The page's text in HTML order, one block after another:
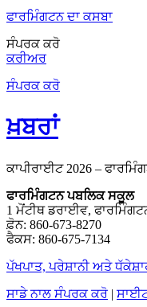
ਫਾਰਮਿੰਗਟਨ ਦਾ ਕਸਬਾ
ਸੰਪਰਕ ਕਰੋ
ਕਰੀਅਰ
ਸੰਪਰਕ ਕਰੋ
ਖ਼ਬਰਾਂ
ਕਾਪੀਰਾਈਟ 2026 –
ਫਾਰਮਿੰਗਟਨ ਪਬਲਿਕ ਸਕੂਲ
1 ਮੋਂਟੀਥ ਡਰਾਈਵ,
ਫ਼ੋਨ: 860-673-8270
ਫੈਕਸ: 860-675-7134
ਪੱਖਪਾਤ, ਪਰੇਸ਼ਾਨੀ ਅਤੇ
ਸਾਡੇ ਨਾਲ ਸੰਪਰਕ ਕਰੋ |